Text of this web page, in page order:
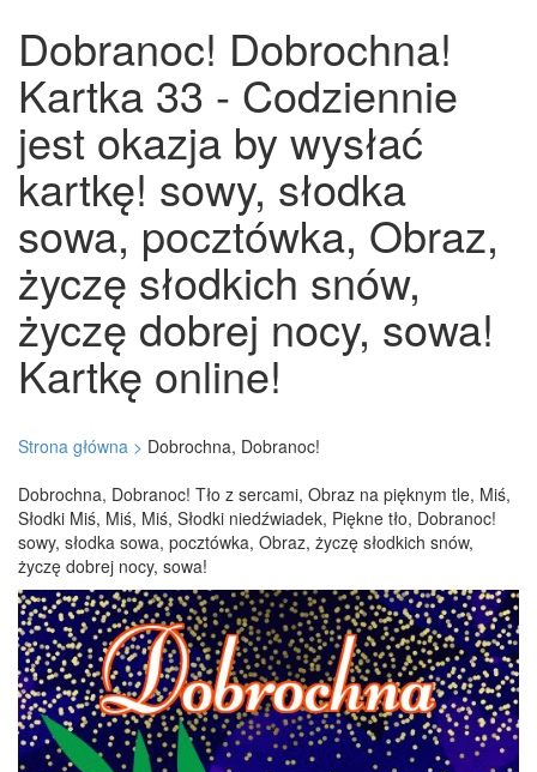
Dobranoc! Dobrochna!
Kartka 33 - Codziennie
jest okazja by wysłać
kartkę! sowy, słodka
sowa, pocztówka, Obraz,
życzę słodkich snów,
życzę dobrej nocy, sowa!
Kartkę online!
Strona główna > Dobrochna, Dobranoc!
Dobrochna, Dobranoc! Tło z sercami, Obraz na pięknym tle, Miś,
Słodki Miś, Miś, Miś, Słodki niedźwiadek, Piękne tło, Dobranoc!
sowy, słodka sowa, pocztówka, Obraz, życzę słodkich snów,
życzę dobrej nocy, sowa!